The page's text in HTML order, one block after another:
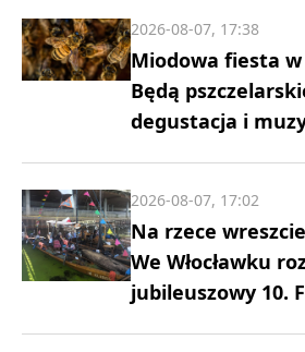
Miodowa fiesta w
Będą
degustacja i
2026-08-07, 17:38
Na rzece
We Włocławku
jubileuszowy 10.
2026-08-07, 17:02